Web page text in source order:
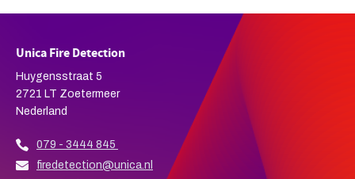
Unica Fire Detection
Huygensstraat 5
2721 LT Zoetermeer
Nederland
079 - 3444 845
firedetection@unica.nl